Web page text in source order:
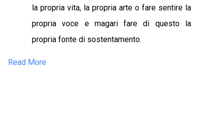
la propria vita, la propria arte o fare sentire la
propria voce e magari fare di questo la
propria fonte di sostentamento.
Read More